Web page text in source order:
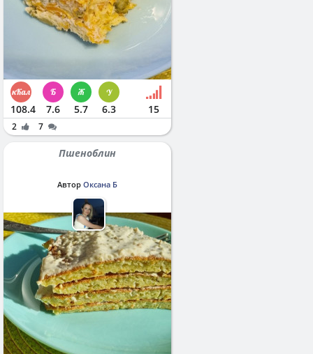
108.4 7.6 5.7 6.3 15
2 7
Пшеноблин
Автор Оксана Б